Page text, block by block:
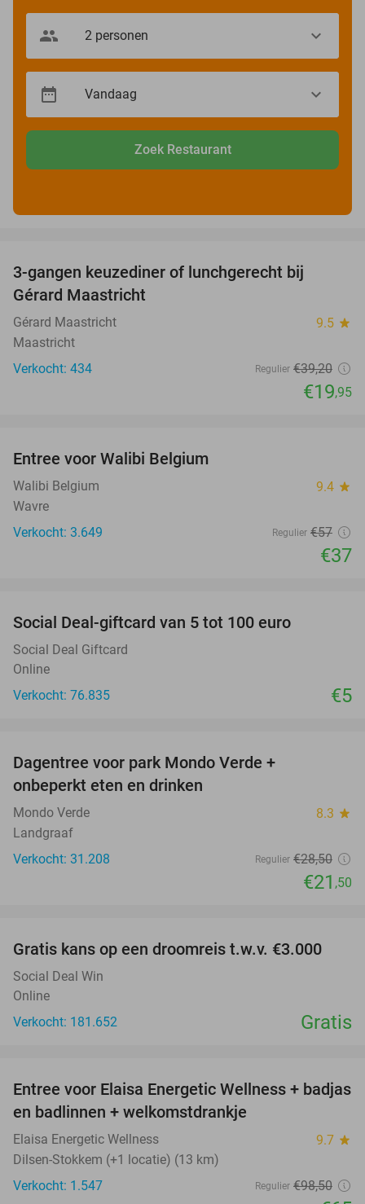
Zoek Restaurant
3-gangen keuzediner of lunchgerecht bij
Gérard Maastricht
Gérard Maastricht 9.5 star
Maastricht
Verkocht: 434
Regulier €39,20
€19,95
Entree voor Walibi Belgium
Walibi Belgium 9.4 star
Wavre
Verkocht: 3.649
Regulier €57
€37
Social Deal-giftcard van 5 tot 100 euro
Social Deal Giftcard
Online
Verkocht: 76.835
€5
Dagentree voor park Mondo Verde +
onbeperkt eten en drinken
Mondo Verde 8.3 star
Landgraaf
Verkocht: 31.208
Regulier €28,50
€21 ,50
Gratis kans op een droomreis t.w.v. €3.000
Social Deal Win
Online
Verkocht: 181.652
Gratis
34%
Entree voor Elaisa Energetic Wellness + badjas
en badlinnen + welkomstdrankje
Elaisa Energetic Wellness 9.7 star
Dilsen-Stokkem (+1 locatie) (13 km)
Verkocht: 1.547
Regulier €98,50